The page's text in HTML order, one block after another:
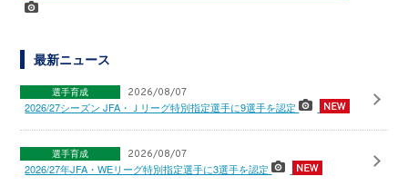
最新ニュース
選手育成 2026/08/07
2026/27シーズン JFA・Ｊリーグ特別指定選手に9選手を認定
選手育成 2026/08/07
2026/27年JFA・WEリーグ特別指定選手に3選手を認定